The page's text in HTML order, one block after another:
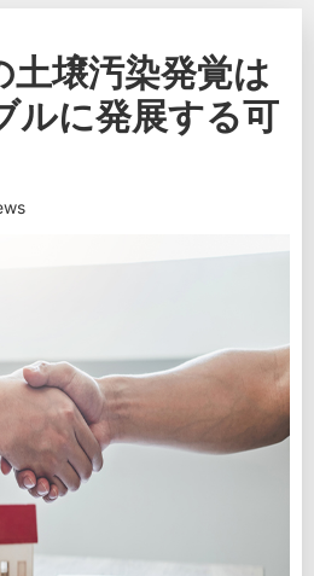
土壌汚染発覚は
ルに発展する可